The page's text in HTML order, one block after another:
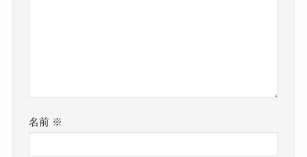
名前 ※